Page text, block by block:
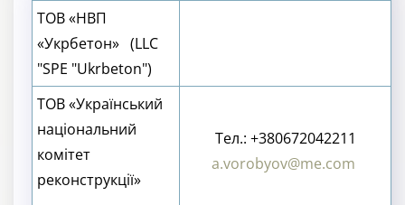
ТОВ «НВП
«Укрбетон» (LLC
"SPE "Ukrbeton")
ТОВ «Український
національний
комітет
реконструкції»
Тел.: +380672042211
a.vorobyov@me.com